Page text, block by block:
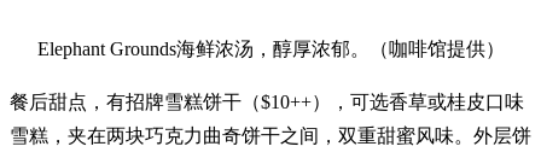
Elephant Grounds海鲜浓汤，醇厚浓郁。（咖啡馆提供）
餐后甜点，有招牌雪糕饼干（$10++），可选香草或桂皮口味
雪糕，夹在两块巧克力曲奇饼干之间，双重甜蜜风味。外层饼